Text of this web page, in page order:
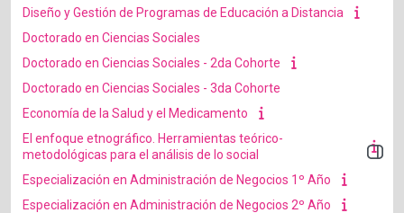
Abrir
Diseño y Gestión de Programas de Educación a Distancia
Doctorado en Ciencias Sociales
Doctorado en Ciencias Sociales - 2da Cohorte
Doctorado en Ciencias Sociales - 3da Cohorte
Economía de la Salud y el Medicamento
El enfoque etnográfico. Herramientas teórico-
metodológicas para el análisis de lo social
Especialización en Administración de Negocios 1º Año
Especialización en Administración de Negocios 2º Año